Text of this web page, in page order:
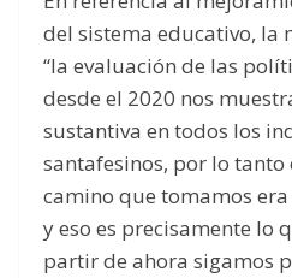
del sistema educativo, la
“la evaluación de las
desde el 2020 nos
sustantiva en todos los
santafesinos, por lo tanto
camino que tomamos
y eso es precisamente lo
partir de ahora sigamos